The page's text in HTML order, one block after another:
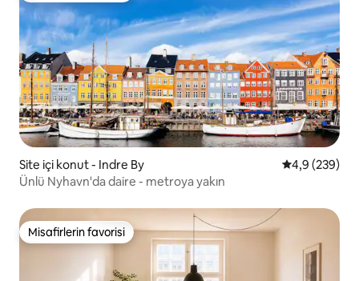
Site içi konut - Indre By 5 üzerinden
4,9 (239)
Ünlü Nyhavn'da daire - metroya yakın
Misafirlerin favorisi
Misafirlerin favorisi